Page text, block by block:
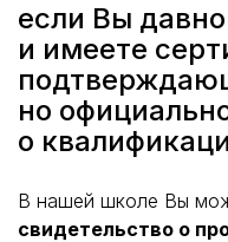
если Вы
и имеете
но
о
В нашей школе Вы
свидетельство о